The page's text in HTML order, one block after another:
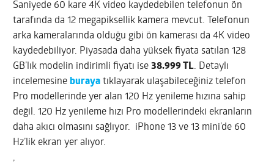
Saniyede 60 kare 4K video kaydedebilen telefonun ön
tarafında da 12 megapiksellik kamera mevcut. Telefonun
arka kameralarında olduğu gibi ön kamerası da 4K video
kaydedebiliyor. Piyasada daha yüksek fiyata satılan 128
GB’lık modelin indirimli fiyatı ise38.999 TL. Detaylı
incelemesine buraya tıklayarak ulaşabileceğiniz telefon
Pro modellerinde yer alan 120 Hz yenileme hızına sahip
değil. 120 Hz yenileme hızı Pro modellerindeki ekranların
daha akıcı olmasını sağlıyor. iPhone 13 ve 13 mini’de 60
Hz’lik ekran yer alıyor.
,